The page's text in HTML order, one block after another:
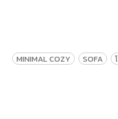
MINIMAL COZY SOFA